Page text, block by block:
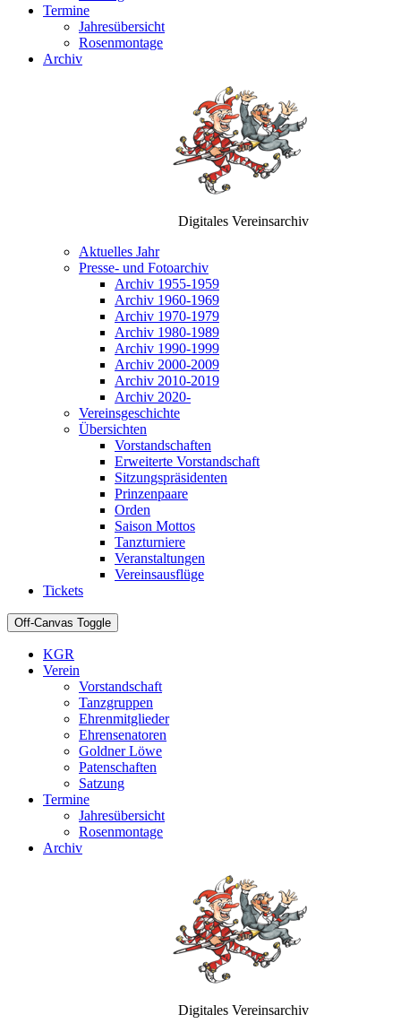
Termine
Jahresübersicht
Rosenmontage
Archiv
Digitales Vereinsarchiv
Aktuelles Jahr
Presse- und Fotoarchiv
Archiv 1955-1959
Archiv 1960-1969
Archiv 1970-1979
Archiv 1980-1989
Archiv 1990-1999
Archiv 2000-2009
Archiv 2010-2019
Archiv 2020-
Vereinsgeschichte
Übersichten
Vorstandschaften
Erweiterte Vorstandschaft
Sitzungspräsidenten
Prinzenpaare
Orden
Saison Mottos
Tanzturniere
Veranstaltungen
Vereinsausflüge
Tickets
Off-Canvas Toggle
KGR
Verein
Vorstandschaft
Tanzgruppen
Ehrenmitglieder
Ehrensenatoren
Goldner Löwe
Patenschaften
Satzung
Termine
Jahresübersicht
Rosenmontage
Archiv
Digitales Vereinsarchiv